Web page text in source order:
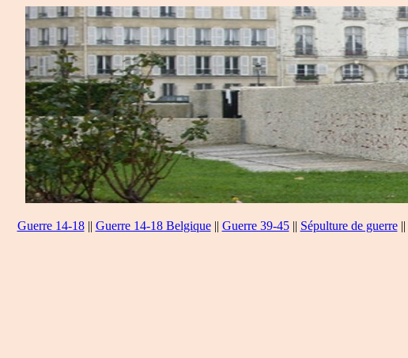
Guerre 14-18|| Guerre 14-18 Belgique|| Guerre 39-45|| Sépulture de guerre||